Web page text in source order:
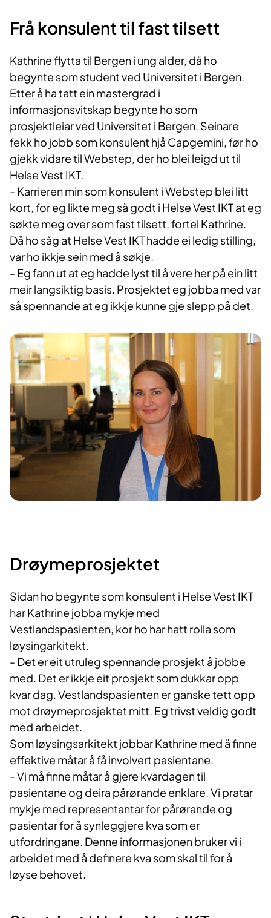
Frå konsulent til fast tilsett
Kathrine flytta til Bergen i ung alder, då ho
begynte som student ved Universitet i Bergen.
Etter å ha tatt ein mastergrad i
informasjonsvitskap begynte ho som
prosjektleiar ved Universitet i Bergen. Seinare
fekk ho jobb som konsulent hjå Capgemini, før ho
gjekk vidare til Webstep, der ho blei leigd ut til
Helse Vest IKT.
- Karrieren min som konsulent i Webstep blei litt
kort, for eg likte meg så godt i Helse Vest IKT at eg
søkte meg over som fast tilsett, fortel Kathrine.
Då ho såg at Helse Vest IKT hadde ei ledig stilling,
var ho ikkje sein med å søkje.
- Eg fann ut at eg hadde lyst til å vere her på ein litt
meir langsiktig basis. Prosjektet eg jobba med var
så spennande at eg ikkje kunne gje slepp på det.
Drøymeprosjektet
Sidan ho begynte som konsulent i Helse Vest IKT
har Kathrine jobba mykje med
Vestlandspasienten, kor ho har hatt rolla som
løysingarkitekt.
- Det er eit utruleg spennande prosjekt å jobbe
med. Det er ikkje eit prosjekt som dukkar opp
kvar dag. Vestlandspasienten er ganske tett opp
mot drøymeprosjektet mitt. Eg trivst veldig godt
med arbeidet.
Som løysingsarkitekt jobbar Kathrine med å finne
effektive måtar å få involvert pasientane.
- Vi må finne måtar å gjere kvardagen til
pasientane og deira pårørande enklare. Vi pratar
mykje med representantar for pårørande og
pasientar for å synleggjere kva som er
utfordringane. Denne informasjonen bruker vi i
arbeidet med å definere kva som skal til for å
løyse behovet.